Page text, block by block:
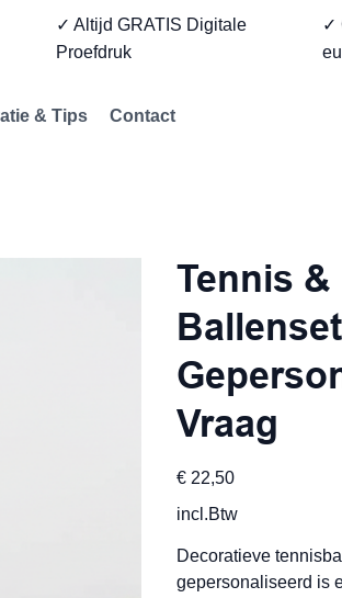
✓ Altijd GRATIS Digitale
Proefdruk
✓
& Tips Contact
Tennis &
Ballenset
Vraag
Prijs
€ 22,50
incl.Btw
Decoratieve
gepersonaliseerd is